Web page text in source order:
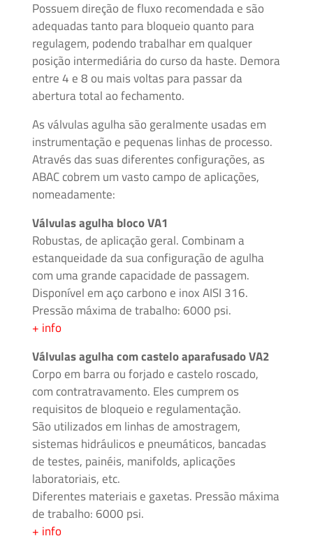
Controle
fluidos
GNC
GNV
Mangueiras
para
Alta
Pressão
Manifolds
para
Instrumentação
Média
Pressão
Adaptadores
Rosca
Mídia
Pressão
Possuem direção de fluxo recomendada e são
adequadas tanto para bloqueio quanto para
regulagem, podendo trabalhar em qualquer
posição intermediária do curso da haste. Demora
entre 4 e 8 ou mais voltas para passar da
abertura total ao fechamento.
As válvulas agulha são geralmente usadas em
instrumentação e pequenas linhas de processo.
Através das suas diferentes configurações, as
ABAC cobrem um vasto campo de aplicações,
nomeadamente:
Válvulas agulha bloco VA1
Robustas, de aplicação geral. Combinam a
estanqueidade da sua configuração de agulha
com uma grande capacidade de passagem.
Disponível em aço carbono e inox AISI 316.
Pressão máxima de trabalho: 6000 psi.
+ info
Válvulas agulha com castelo aparafusado VA2
Corpo em barra ou forjado e castelo roscado,
com contratravamento. Eles cumprem os
requisitos de bloqueio e regulamentação.
São utilizados em linhas de amostragem,
sistemas hidráulicos e pneumáticos, bancadas
de testes, painéis, manifolds, aplicações
laboratoriais, etc.
Diferentes materiais e gaxetas. Pressão máxima
de trabalho: 6000 psi.
+ info